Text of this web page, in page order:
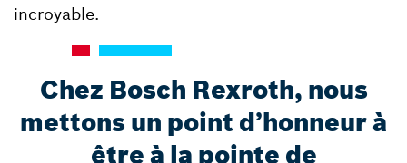
incroyable.
Chez Bosch Rexroth, nous
mettons un point d’honneur à
être à la pointe de